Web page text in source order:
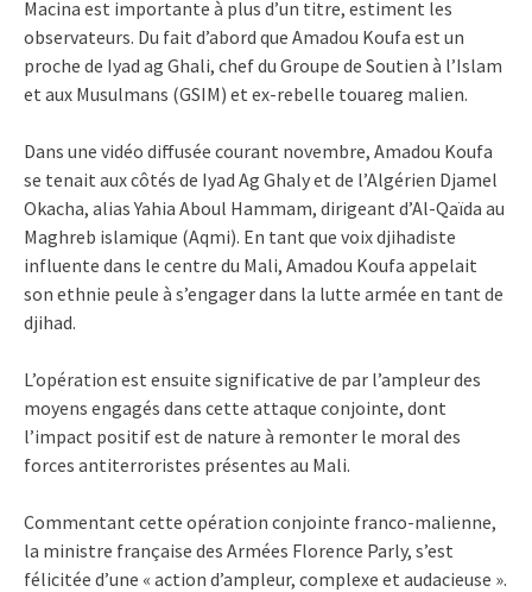
Macina est importante à plus d’un titre, estiment les
observateurs. Du fait d’abord que Amadou Koufa est un
proche de Iyad ag Ghali, chef du Groupe de Soutien à l’Islam
et aux Musulmans (GSIM) et ex-rebelle touareg malien.
Dans une vidéo diffusée courant novembre, Amadou Koufa
se tenait aux côtés de Iyad Ag Ghaly et de l’Algérien Djamel
Okacha, alias Yahia Aboul Hammam, dirigeant d’Al-Qaïda au
Maghreb islamique (Aqmi). En tant que voix djihadiste
influente dans le centre du Mali, Amadou Koufa appelait
son ethnie peule à s’engager dans la lutte armée en tant de
djihad.
L’opération est ensuite significative de par l’ampleur des
moyens engagés dans cette attaque conjointe, dont
l’impact positif est de nature à remonter le moral des
forces antiterroristes présentes au Mali.
Commentant cette opération conjointe franco-malienne,
la ministre française des Armées Florence Parly, s’est
félicitée d’une « action d’ampleur, complexe et audacieuse ».